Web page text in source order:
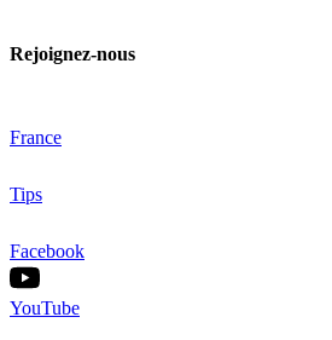
Rejoignez-nous
France
Tips
Facebook
YouTube